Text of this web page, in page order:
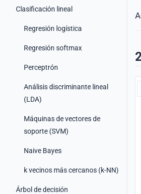
Clasificación lineal
Regresión logística
Regresión softmax
Perceptrón
Análisis discriminante lineal
(LDA)
Máquinas de vectores de
soporte (SVM)
Naive Bayes
k vecinos más cercanos (k-NN)
Árbol de decisión